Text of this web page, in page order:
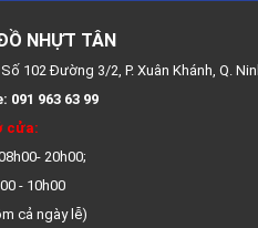
NHỰT TÂN
102 Đường 3/2, P. Xuân Khánh, Q.
091 963 63 99
cửa:
20h00;
- 10h00
cả ngày lễ)